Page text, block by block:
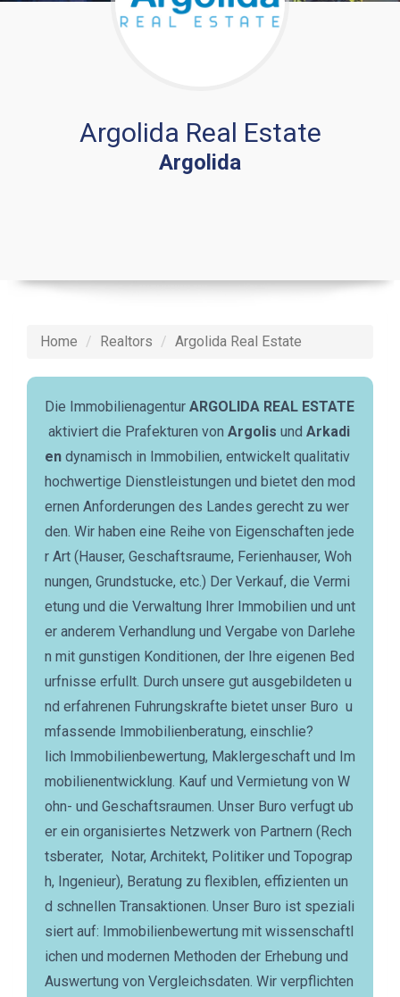
Argolida Real Estate
Argolida
Home Realtors Argolida Real Estate
Die Immobilienagentur ARGOLIDA REAL ESTATE
aktiviert die Prafekturen von Argolis und Arkadi
en dynamisch in Immobilien, entwickelt qualitativ
hochwertige Dienstleistungen und bietet den mod
ernen Anforderungen des Landes gerecht zu wer
den. Wir haben eine Reihe von Eigenschaften jede
r Art (Hauser, Geschaftsraume, Ferienhauser, Woh
nungen, Grundstucke, etc.) Der Verkauf, die Vermi
etung und die Verwaltung Ihrer Immobilien und unt
er anderem Verhandlung und Vergabe von Darlehe
n mit gunstigen Konditionen, der Ihre eigenen Bed
urfnisse erfullt. Durch unsere gut ausgebildeten u
nd erfahrenen Fuhrungskrafte bietet unser Buro u
mfassende Immobilienberatung, einschlie?
lich Immobilienbewertung, Maklergeschaft und Im
mobilienentwicklung. Kauf und Vermietung von W
ohn- und Geschaftsraumen. Unser Buro verfugt ub
er ein organisiertes Netzwerk von Partnern (Rech
tsberater, Notar, Architekt, Politiker und Topograp
h, Ingenieur), Beratung zu flexiblen, effizienten un
d schnellen Transaktionen. Unser Buro ist speziali
siert auf: Immobilienbewertung mit wissenschaftl
ichen und modernen Methoden der Erhebung und
Auswertung von Vergleichsdaten. Wir verpflichten